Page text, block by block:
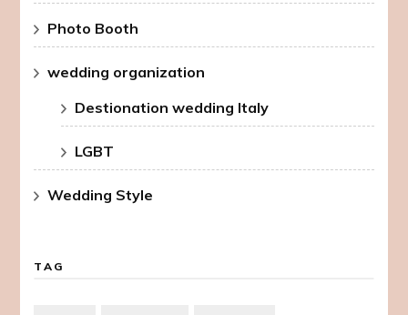
Photo Booth
wedding organization
Destionation wedding Italy
LGBT
Wedding Style
TAG